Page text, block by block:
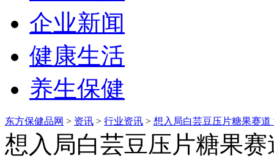
企业新闻
健康生活
养生保健
东方保健品网 > 资讯 > 行业资讯 > 想入局白芸豆压片糖果赛
想入局白芸豆压片糖果